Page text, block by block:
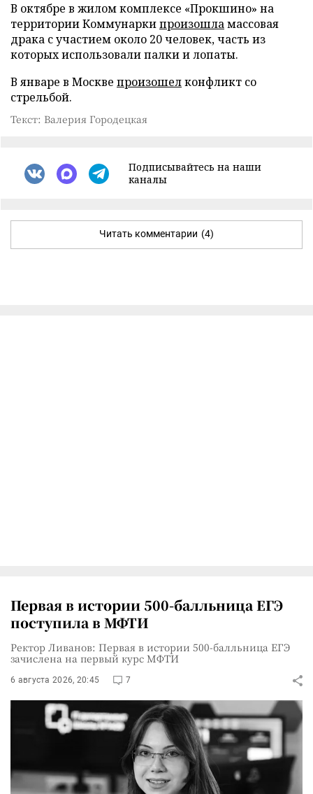
В октябре в жилом комплексе «Прокшино» на
территории Коммунаркипроизошламассовая
драка с участием около 20 человек, часть из
которых использовали палки и лопаты.
В январе в Москве произошелконфликт со
стрельбой.
Текст: Валерия Городецкая
Подписывайтесь на наши
каналы
Читать комментарии (4)
Первая в истории 500-балльница ЕГЭ
поступила в МФТИ
Ректор Ливанов: Первая в истории 500-балльница ЕГЭ
зачислена на первый курс МФТИ
6 августа 2026, 20:45 7